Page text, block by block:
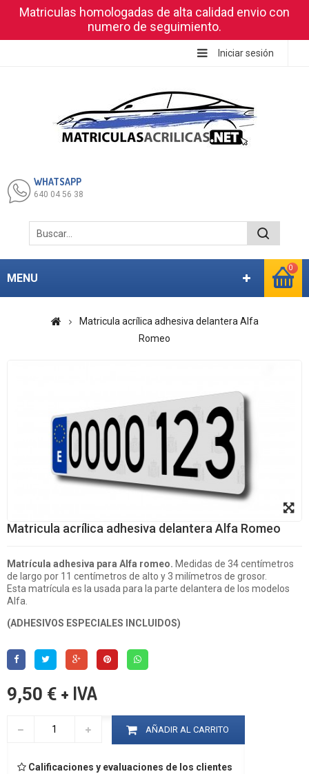
Matriculas homologadas de alta calidad envio con
numero de seguimiento.
Iniciar sesión
0
WHATSAPP
640 04 56 38
MENU
Matricula acrílica adhesiva delantera Alfa
Romeo
Matricula acrílica adhesiva delantera Alfa Romeo
Matrícula adhesiva para Alfa romeo. Medidas de 34centímetros
de largo por 11 centímetros de alto y 3 milímetros de grosor.
Esta matrícula es la usada para la parte delantera de los modelos
Alfa.
(ADHESIVOS ESPECIALES INCLUIDOS)
9,50 € + IVA
AÑADIR AL CARRITO
Calificaciones y evaluaciones de los clientes